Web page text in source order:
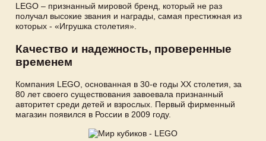
LEGO – признанный мировой бренд, который не раз
получал высокие звания и награды, самая престижная из
которых - «Игрушка столетия».
Качество и надежность, проверенные
временем
Компания LEGO, основанная в 30-е годы XX столетия, за
80 лет своего существования завоевала признанный
авторитет среди детей и взрослых. Первый фирменный
магазин появился в России в 2009 году.